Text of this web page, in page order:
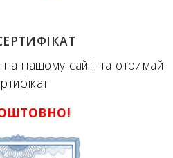
на нашому сайті та отримай